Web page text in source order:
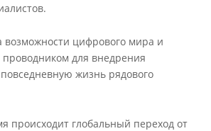
возможности цифрового мира и
проводником для внедрения
жизнь рядового
происходит глобальный переход от